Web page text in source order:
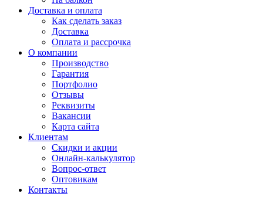
Доставка и оплата
Как сделать заказ
Доставка
Оплата и рассрочка
О компании
Производство
Гарантия
Портфолио
Отзывы
Реквизиты
Вакансии
Карта сайта
Клиентам
Скидки и акции
Онлайн-калькулятор
Вопрос-ответ
Оптовикам
Контакты